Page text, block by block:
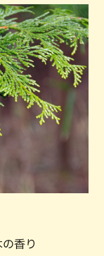
香り